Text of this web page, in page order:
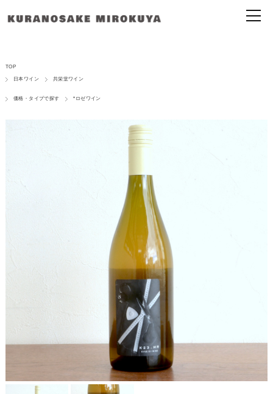
TOP
日本ワイン 共栄堂ワイン
価格・タイプで探す *ロゼワイン